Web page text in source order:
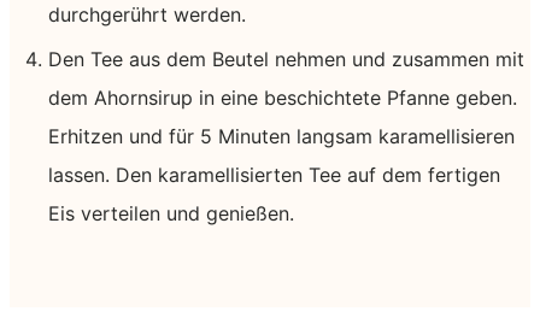
durchgerührt werden.
Den Tee aus dem Beutel nehmen und zusammen mit
dem Ahornsirup in eine beschichtete Pfanne geben.
Erhitzen und für 5 Minuten langsam karamellisieren
lassen. Den karamellisierten Tee auf dem fertigen
Eis verteilen und genießen.